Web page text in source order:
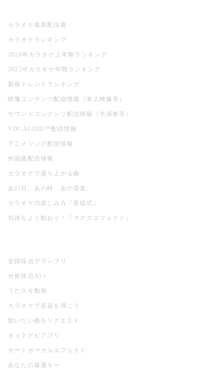
カラオケ最新配信曲
カラオケランキング
2026年カラオケ上半期ランキング
2025年カラオケ年間ランキング
新曲トレンドランキング
映像コンテンツ配信情報（本人映像等）
サウンドコンテンツ配信情報（生演奏等）
VOCALOID™配信情報
アニメソング配信情報
外国曲配信情報
カラオケで盛り上がる曲
あの日、あの時、あの音楽。
カラオケの楽しみ方『新様式』
気持ちよく歌おう！『マスクエフェクト』
全国採点グランプリ
分析採点AI＋
うたスキ動画
カラオケで楽器を弾こう
歌いたい曲をリクエスト
キョクナビアプリ
オートボーカルエフェクト
あなたの最適キー